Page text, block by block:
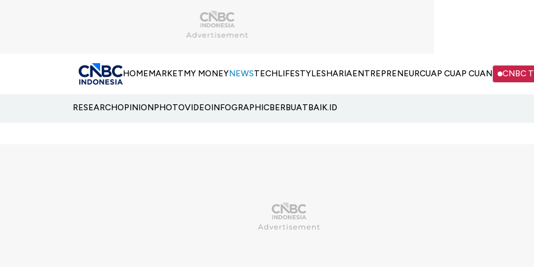
HOMEMARKETMY MONEYNEWSTECHLIFESTYLESHARIAENTREPRENEURCUAP CUAP CUAN CNBC
RESEARCHOPINIONPHOTOVIDEOINFOGRAPHICBERBUATBAIK.ID